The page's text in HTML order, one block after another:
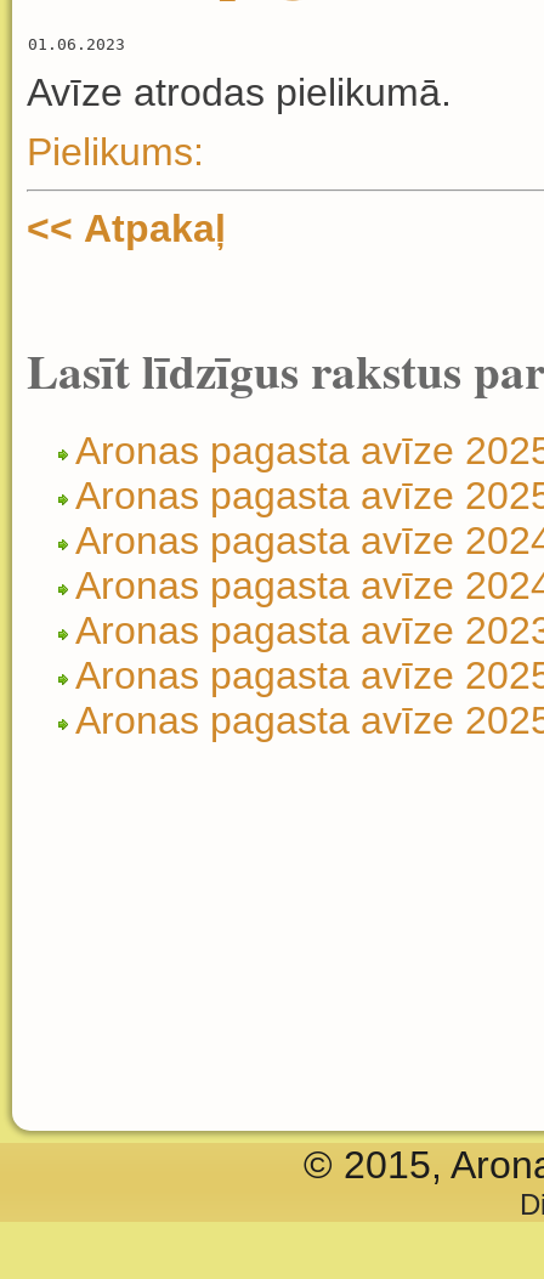
01.06.2023
Avīze atrodas pielikumā.
Pielikums:
<< Atpakaļ
Lasīt līdzīgus rakstus
Aronas pagasta avīze
Aronas pagasta avīze
Aronas pagasta avīze
Aronas pagasta avīze
Aronas pagasta avīze
Aronas pagasta avīze
Aronas pagasta avīze
© 2015,